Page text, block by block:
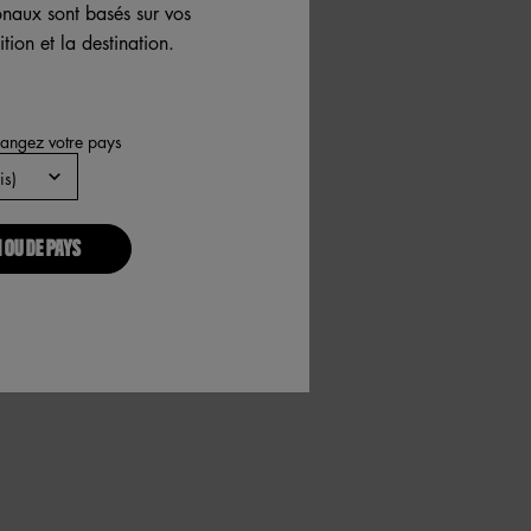
15 15 of 15
sont basés sur vos
et la destination.
votre pays
DE PAYS